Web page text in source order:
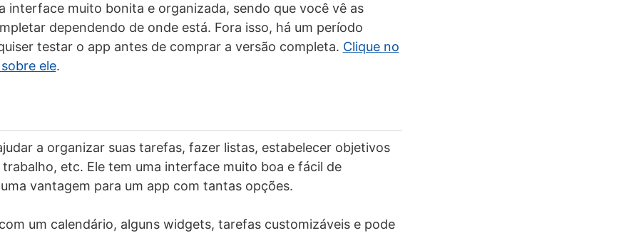
interface muito bonita e organizada, sendo que você vê as
dependendo de onde está. Fora isso, há um período
testar o app antes de comprar a versão completa. Clique no
ele.
a organizar suas tarefas, fazer listas, estabelecer objetivos
etc. Ele tem uma interface muito boa e fácil de
vantagem para um app com tantas opções.
um calendário, alguns widgets, tarefas customizáveis e pode